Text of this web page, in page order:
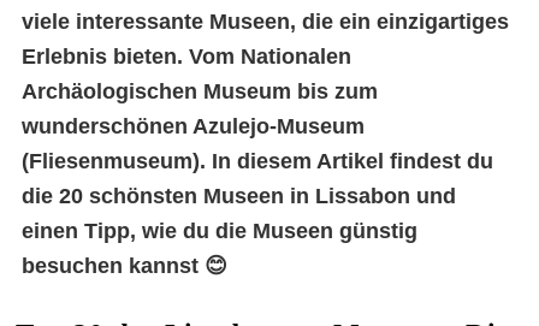
viele interessante Museen, die ein einzigartiges
Erlebnis bieten. Vom Nationalen
Archäologischen Museum bis zum
wunderschönen Azulejo-Museum
(Fliesenmuseum). In diesem Artikel findest du
die 20 schönsten Museen in Lissabon und
einen Tipp, wie du die Museen günstig
besuchen kannst 😊